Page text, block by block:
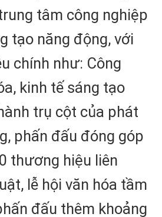
tâm công nghiệp
tạo năng động, với
chính như: Công
kinh tế sáng tạo
trụ cột của phát
phấn đấu đóng góp
thương hiệu liên
lễ hội văn hóa tầm
đấu thêm khoảng